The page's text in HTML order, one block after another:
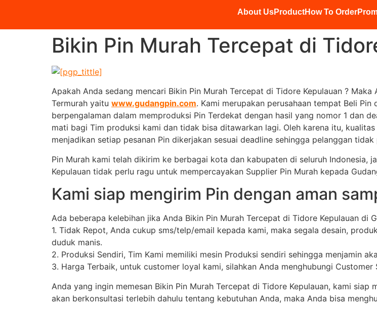
About UsProductHow To Order
Bikin Pin Murah Tercepat di
Apakah Anda sedang mencari Bikin Pin Murah Tercepat di Tidore Kepulauan ?
Termurah yaitu www.gudangpin.com. Kami merupakan perusahaan tempat Beli
berpengalaman dalam memproduksi Pin Terdekat dengan hasil yang nomor 1 dan
mati bagi Tim produksi kami dan tidak bisa ditawarkan lagi. Oleh karena itu,
menjadikan setiap pesanan Pin dikerjakan sesuai deadline sehingga pelanggan
Pin Murah kami telah dikirim ke berbagai kota dan kabupaten di seluruh Indonesia,
Kepulauan tidak perlu ragu untuk mempercayakan Supplier Pin Murah kepada
Kami siap mengirim Pin dengan aman
Ada beberapa kelebihan jika Anda Bikin Pin Murah Tercepat di Tidore Kepulauan di
1. Tidak Repot, Anda cukup sms/telp/email kepada kami, maka segala desain,
duduk manis.
2. Produksi Sendiri, Tim Kami memiliki mesin Produksi sendiri sehingga menjamin
3. Harga Terbaik, untuk customer loyal kami, silahkan Anda menghubungi
Anda yang ingin memesan Bikin Pin Murah Tercepat di Tidore Kepulauan, kami
akan berkonsultasi terlebih dahulu tentang kebutuhan Anda, maka Anda bisa